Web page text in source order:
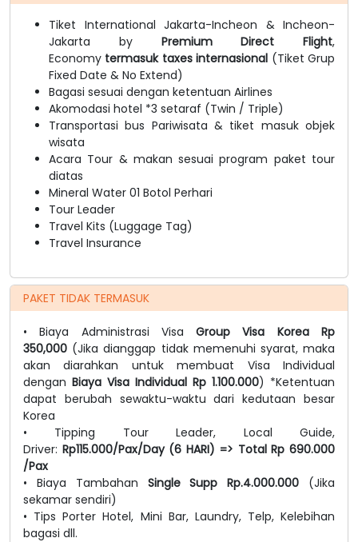
Tiket International Jakarta-Incheon & Incheon-
Jakarta by Premium Direct Flight,
Economy termasuk taxes internasional (Tiket Grup
Fixed Date & No Extend)
Bagasi sesuai dengan ketentuan Airlines
Akomodasi hotel *3 setaraf (Twin / Triple)
Transportasi bus Pariwisata & tiket masuk objek
wisata
Acara Tour & makan sesuai program paket tour
diatas
Mineral Water 01 Botol Perhari
Tour Leader
Travel Kits (Luggage Tag)
Travel Insurance
PAKET TIDAK TERMASUK
• Biaya Administrasi VisaGroup Visa Korea Rp
350,000 (Jika dianggap tidak memenuhi syarat, maka
akan diarahkan untuk membuat Visa Individual
dengan Biaya Visa Individual Rp 1.100.000) *Ketentuan
dapat berubah sewaktu-waktu dari kedutaan besar
Korea
• Tipping Tour Leader, Local Guide,
Driver: Rp115.000/Pax/Day (6 HARI) => Total Rp 690.000
/Pax
• Biaya Tambahan Single Supp Rp.4.000.000 (Jika
sekamar sendiri)
• Tips Porter Hotel, Mini Bar, Laundry, Telp, Kelebihan
bagasi dll.